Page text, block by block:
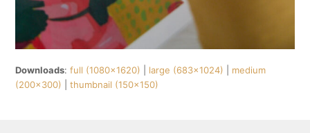
Downloads:full (1080x1620) large (683x1024)
medium
(200x300) |thumbnail (150x150)